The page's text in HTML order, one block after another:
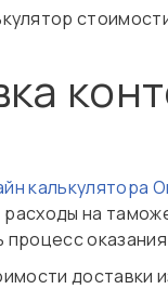
калькулятора
расходы на
доставки